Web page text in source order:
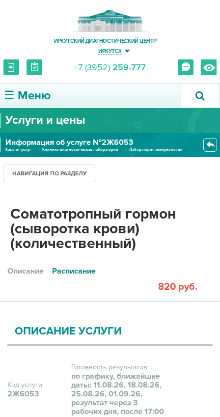
ИРКУТСКИЙ ДИАГНОСТИЧЕСКИЙ ЦЕНТР
ИРКУТСК
+7 (3952) 259-777
☰ Меню
О ЦЕНТРЕ
УСЛУГИ И ЦЕНЫ
ПАЦИЕНТУ
ПРАВОВАЯ ИНФОРМАЦИЯ
Услуги и цены
Информация об услуге №2Ж6053
Каталог услуг Клинико-диагностическая лаборатория
Лаборатория иммунологии
НАВИГАЦИЯ ПО РАЗДЕЛУ
Соматотропный гормон
(сыворотка крови)
(количественный)
Описание Расписание
820 руб.
ОПИСАНИЕ УСЛУГИ
Код услуги:
2Ж6053
Готовность результатов:
по графику, ближайшие
даты: 11.08.26, 18.08.26,
25.08.26, 01.09.26,
результат через 3
рабочих дня, после 17:00